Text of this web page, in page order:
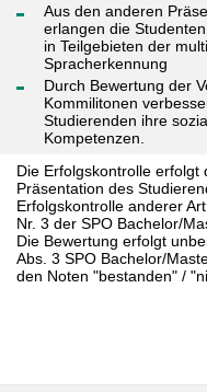
Aus den anderen
erlangen die
in Teilgebieten der
Spracherkennung
Durch Bewertung der
Kommilitonen
Studierenden ihre
Kompetenzen.
Die Erfolgskontrolle erfolgt
Präsentation des
Erfolgskontrolle anderer
Nr. 3 der SPO Bachelor/
Die Bewertung erfolgt
Abs. 3 SPO Bachelor/
den Noten "bestanden" /